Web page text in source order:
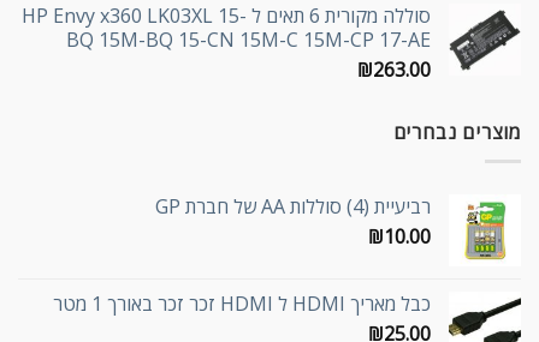
סוללה מקורית 6 תאים ל HP Envy x360 LK03XL 15-
BQ 15M-BQ 15-CN 15M-C 15M-CP 17-AE
₪263.00
מוצרים נבחרים
רביעיית (4) סוללות AA של חברת GP
₪10.00
כבל מאריך HDMI ל HDMI זכר זכר באורך 1 מטר
₪25.00